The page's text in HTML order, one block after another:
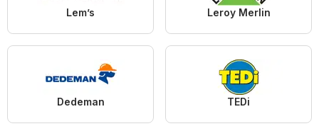
Lem’s Leroy Merlin
Dedeman TEDi